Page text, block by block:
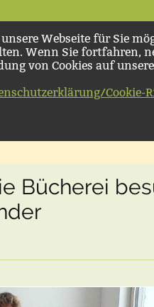
Webseite für Sie
Wenn Sie fortfahren,
von Cookies auf
Cookie-
Bücherei